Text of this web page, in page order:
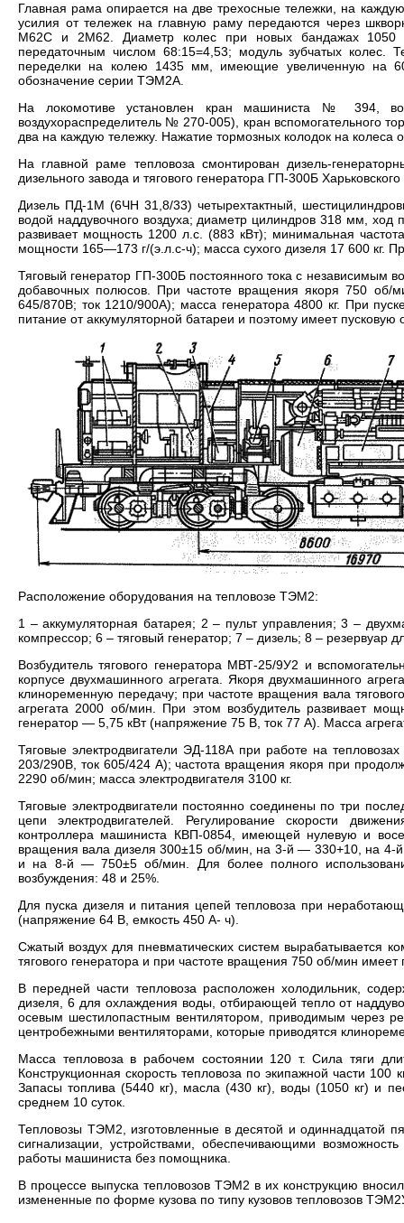
Главная рама опирается на две трехосные тележки, на
усилия от тележек на главную раму передаются через
М62С и 2М62. Диаметр колес при новых бандажах 1050
передаточным числом 68:15=4,53; модуль зубчатых
переделки на колею 1435 мм, имеющие увеличенную на
обозначение серии ТЭМ2А.
На локомотиве установлен кран машиниста № 394,
воздухораспределитель № 270-005), кран
два на каждую тележку. Нажатие тормозных колодок на колеса
На главной раме тепловоза смонтирован дизель-
дизельного завода и тягового генератора ГП-300Б
Дизель ПД-1М (6ЧН 31,8/33) четырехтактный,
водой наддувочного воздуха; диаметр цилиндров 318 мм,
развивает мощность 1200 л.с. (883 кВт); минимальная
мощности 165—173 г/(э.л.с-ч); масса сухого дизеля 17 600 кг.
Тяговый генератор ГП-300Б постоянного тока с независимым
добавочных полюсов. При частоте вращения якоря 750 об/
645/870В; ток 1210/900А); масса генератора 4800 кг. При
питание от аккумуляторной батареи и поэтому имеет пусковую
Расположение оборудования на тепловозе ТЭМ2:
1 – аккумуляторная батарея; 2 – пульт управления; 3 –
компрессор; 6 – тяговый генератор; 7 – дизель; 8 – резервуар
Возбудитель тягового генератора МВТ-25/9У2 и
корпусе двухмашинного агрегата. Якоря двухмашинного
клиноременную передачу; при частоте вращения вала
агрегата 2000 об/мин. При этом возбудитель развивает
генератор — 5,75 кВт (напряжение 75 В, ток 77 А). Масса
Тяговые электродвигатели ЭД-118А при работе на
203/290В, ток 605/424 А); частота вращения якоря при
2290 об/мин; масса электродвигателя 3100 кг.
Тяговые электродвигатели постоянно соединены по три
цепи электродвигателей. Регулирование скорости
контроллера машиниста КВП-0854, имеющей нулевую и
вращения вала дизеля 300±15 об/мин, на 3-й — 330+10, на
и на 8-й — 750±5 об/мин. Для более полного
возбуждения: 48 и 25%.
Для пуска дизеля и питания цепей тепловоза при
(напряжение 64 В, емкость 450 А- ч).
Сжатый воздух для пневматических систем вырабатывается
тягового генератора и при частоте вращения 750 об/мин имеет
В передней части тепловоза расположен холодильник,
дизеля, 6 для охлаждения воды, отбирающей тепло от
осевым шестилопастным вентилятором, приводимым через
центробежными вентиляторами, которые приводятся
Масса тепловоза в рабочем состоянии 120 т. Сила тяги
Конструкционная скорость тепловоза по экипажной части
Запасы топлива (5440 кг), масла (430 кг), воды (1050 кг) и
среднем 10 суток.
Тепловозы ТЭМ2, изготовленные в десятой и одиннадцатой
сигнализации, устройствами, обеспечивающими
работы машиниста без помощника.
В процессе выпуска тепловозов ТЭМ2 в их конструкцию
измененные по форме кузова по типу кузовов тепловозов